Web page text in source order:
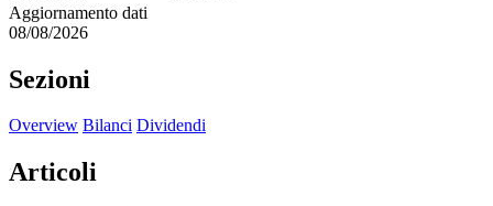
Aggiornamento dati
08/08/2026
Sezioni
Overview Bilanci Dividendi
Articoli